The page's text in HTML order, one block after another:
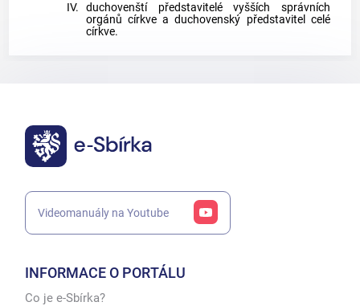
IV. duchovenští představitelé vyšších správních
orgánů církve a duchovenský představitel celé
církve.
Videomanuály na Youtube
INFORMACE O PORTÁLU
Co je e-Sbírka?